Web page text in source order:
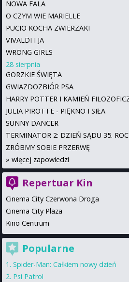
NOWA FALA
O CZYM WIE MARIELLE
PUCIO KOCHA ZWIERZAKI
VIVALDI I JA
WRONG GIRLS
28 sierpnia
GORZKIE ŚWIĘTA
GWIAZDOZBIÓR PSA
HARRY POTTER I KAMIEŃ
JULIA PIROTTE - PIĘKNO I SIŁA
SUNNY DANCER
TERMINATOR 2: DZIEŃ SĄDU 35.
ZRÓBMY SOBIE PRZERWĘ
» więcej zapowiedzi
Repertuar Kin
Cinema City Czerwona Droga
Cinema City Plaza
Kino Centrum
Popularne
Spider-Man: Całkiem nowy dzień
Psi Patrol